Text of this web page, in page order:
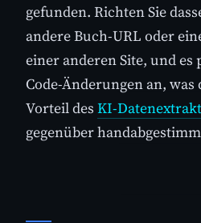
gefunden. Richten Sie
andere Buch-URL oder
einer anderen Site, und es
Code-Änderungen an,
Vorteil des KI-
gegenüber